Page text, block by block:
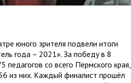
юного зрителя подвели итоги
года – 2021». За победу в 8
педагогов со всего Пермского края,
из них. Каждый финалист прошёл